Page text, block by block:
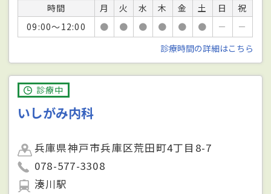
時間 月 火 水 木 金 土 日
祝
09:00～12:00
● ● ● ● ● ● －
－
診療時間の詳細はこちら
診療中
いしがみ内科
兵庫県神戸市兵庫区荒田町4丁目8-7
078-577-3308
湊川駅